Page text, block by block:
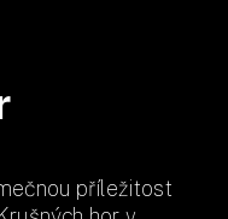
příležitost